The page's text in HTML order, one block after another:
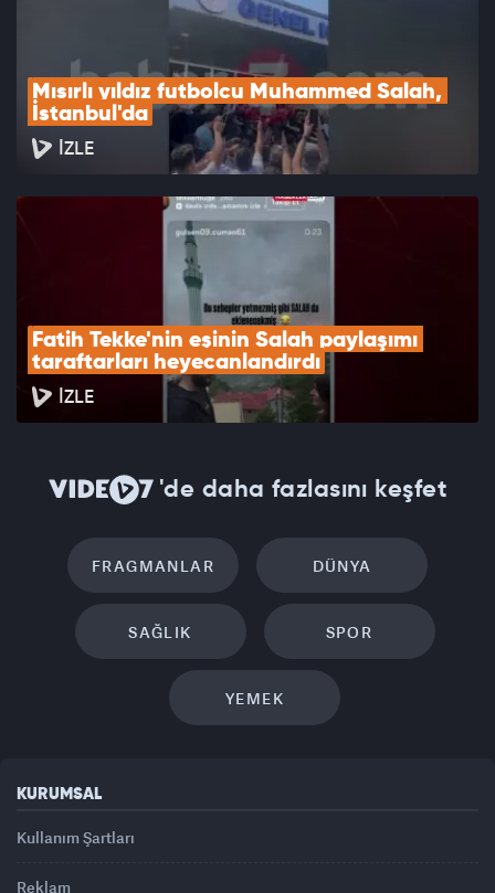
Mısırlı yıldız futbolcu Muhammed Salah,
İstanbul'da
İZLE
Fatih Tekke'nin eşinin Salah paylaşımı
taraftarları heyecanlandırdı
İZLE
'de daha fazlasını keşfet
FRAGMANLAR DÜNYA
SAĞLIK SPOR
YEMEK
KURUMSAL
Kullanım Şartları
Reklam